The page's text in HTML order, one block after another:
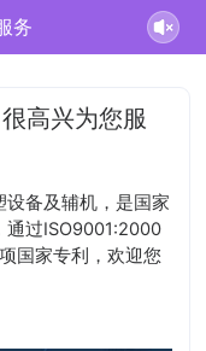
务
高兴为您服
备及辅机，是国家
通过ISO9001:2000
国家专利，欢迎您